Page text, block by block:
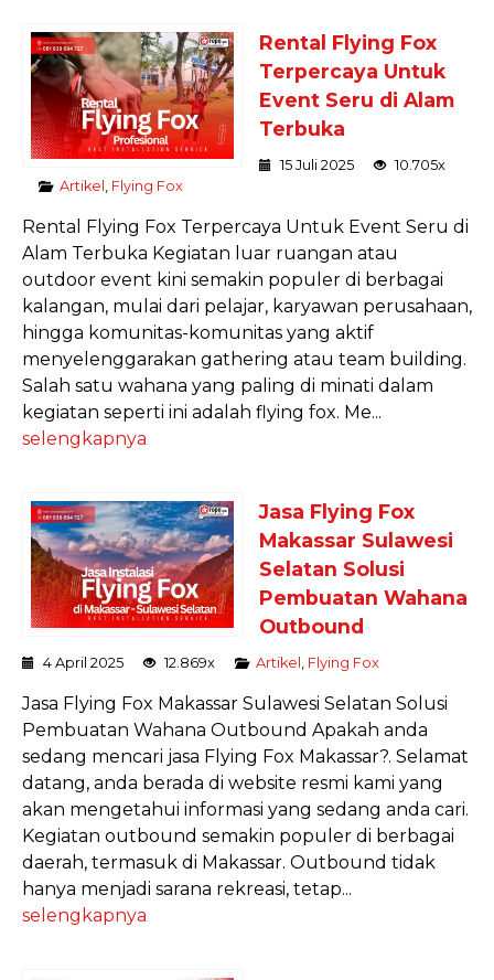
Rental Flying Fox
Terpercaya Untuk
Event Seru di Alam
Terbuka
15 Juli 2025
10.705x
Artikel
Flying Fox
Rental Flying Fox Terpercaya Untuk Event Seru di
Alam Terbuka Kegiatan luar ruangan atau
outdoor event kini semakin populer di berbagai
kalangan, mulai dari pelajar, karyawan perusahaan,
hingga komunitas-komunitas yang aktif
menyelenggarakan gathering atau team building.
Salah satu wahana yang paling di minati dalam
kegiatan seperti ini adalah flying fox. Me...
selengkapnya
Jasa Flying Fox
Makassar Sulawesi
Selatan Solusi
Pembuatan Wahana
Outbound
4 April 2025 12.869x Artikel Flying Fox
Jasa Flying Fox Makassar Sulawesi Selatan Solusi
Pembuatan Wahana Outbound Apakah anda
sedang mencari jasa Flying Fox Makassar?. Selamat
datang, anda berada di website resmi kami yang
akan mengetahui informasi yang sedang anda cari.
Kegiatan outbound semakin populer di berbagai
daerah, termasuk di Makassar. Outbound tidak
hanya menjadi sarana rekreasi, tetap...
selengkapnya